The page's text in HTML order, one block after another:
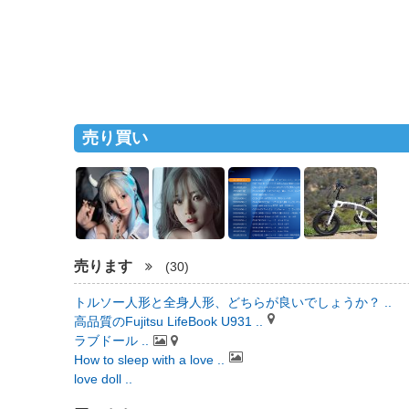
売り買い
売ります (30)
トルソー人形と全身人形、どちらが良いでしょうか？ ..
高品質のFujitsu LifeBook U931 ..
ラブドール ..
How to sleep with a love ..
love doll ..